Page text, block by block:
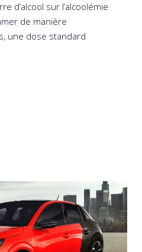
d’alcool sur l’alcoolémie
de manière
une dose standard